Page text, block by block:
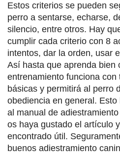
Estos criterios se pueden
perro a sentarse, echarse,
silencio, entre otros. Hay
cumplir cada criterio con 8
intentos, dar la orden, usar
Así hasta que aprenda bien
entrenamiento funciona
básicas y permitirá al perro
obediencia en general.
al manual de
os haya gustado el artículo
encontrado útil.
buenos adiestramiento